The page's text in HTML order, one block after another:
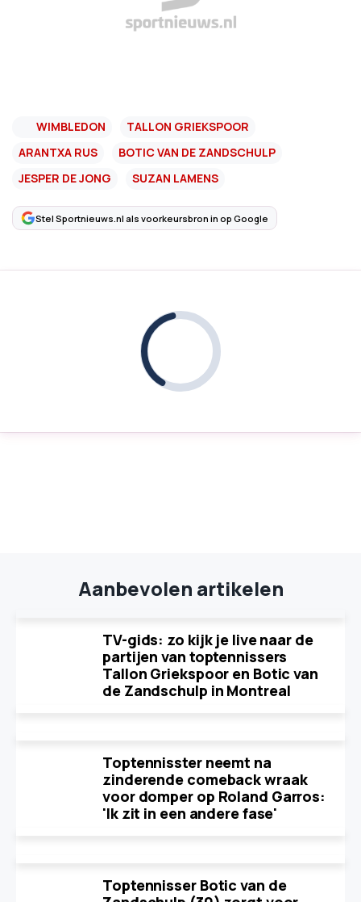
WIMBLEDON
TALLON GRIEKSPOOR
ARANTXA RUS
BOTIC VAN DE ZANDSCHULP
JESPER DE JONG
SUZAN LAMENS
Stel Sportnieuws.nl als voorkeursbron in op Google
Aanbevolen artikelen
TV-gids: zo kijk je live naar de
partijen van toptennissers
Tallon Griekspoor en Botic van
de Zandschulp in Montreal
Toptennisster neemt na
zinderende comeback wraak
voor domper op Roland Garros:
'Ik zit in een andere fase'
Toptennisser Botic van de